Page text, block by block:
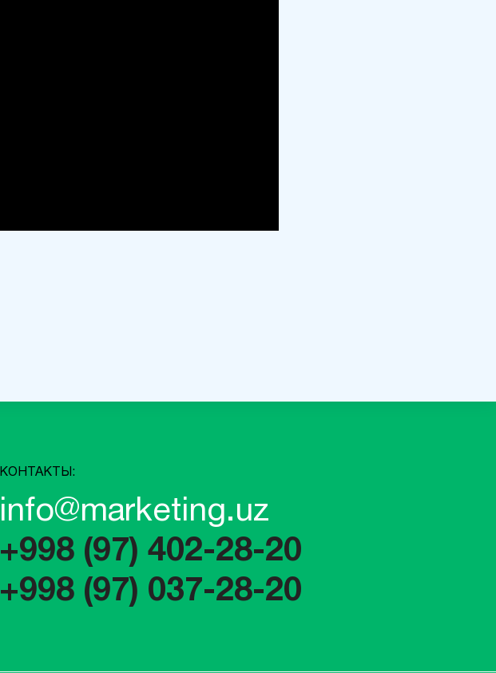
КОНТАКТЫ:
info@marketing.uz
+998 (97) 402-28-20
+998 (97) 037-28-20